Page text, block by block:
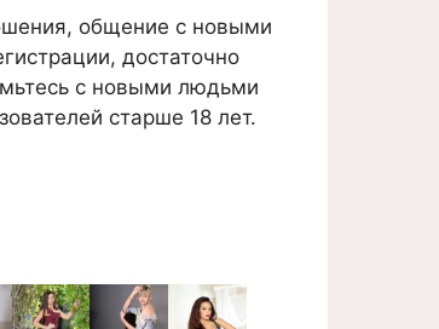
общение с новыми
достаточно
с новыми людьми
старше 18 лет.